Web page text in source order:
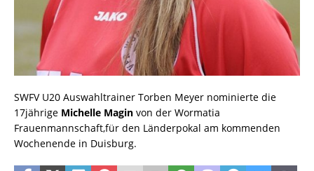
SWFV U20 Auswahltrainer Torben Meyer nominierte die
17jährige Michelle Magin von der Wormatia
Frauenmannschaft,für den Länderpokal am kommenden
Wochenende in Duisburg.